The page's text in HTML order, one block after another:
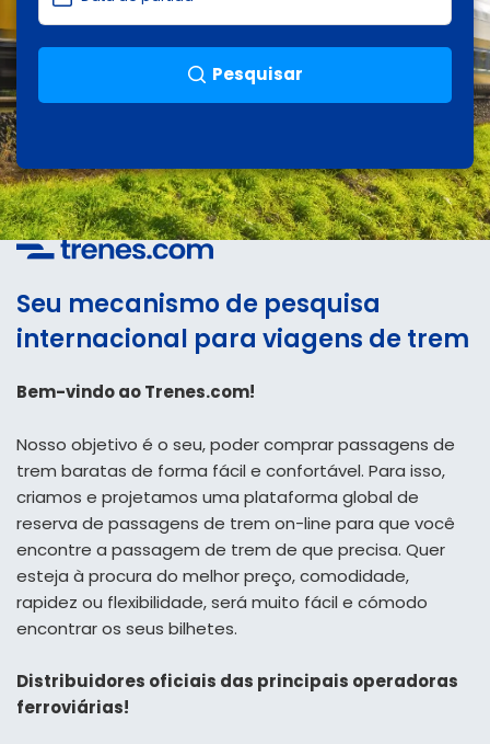
Pesquisar
Seu mecanismo de pesquisa
internacional para viagens de trem
Bem-vindo ao Trenes.com!
Nosso objetivo é o seu, poder comprar passagens de
trem baratas de forma fácil e confortável. Para isso,
criamos e projetamos uma plataforma global de
reserva de passagens de trem on-line para que você
encontre a passagem de trem de que precisa. Quer
esteja à procura do melhor preço, comodidade,
rapidez ou flexibilidade, será muito fácil e cómodo
encontrar os seus bilhetes.
Distribuidores oficiais das principais operadoras
ferroviárias!